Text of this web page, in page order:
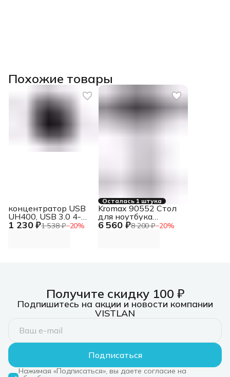
Похожие товары
1 230 ₽1 538 ₽−20%
концентратор USB
UH400, USB 3.0 4-
Port Hub UH400, USB
Осталась 1 штука
6 560 ₽8 200 ₽−20%
Kromax 90552 Стол
для ноутбука
OMEGA-10 черный
Получите скидку 100 ₽
Подпишитесь на акции и новости компании
VISTLAN
Подписаться
Нажимая «Подписаться», вы даете согласие на